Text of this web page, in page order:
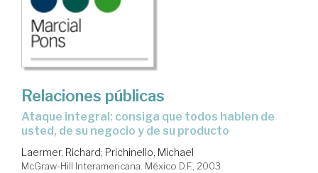
Relaciones públicas
ataque integral: consiga que todos hablen de
usted, de su negocio y de su producto
Laermer, Richard; Prichinello, Michael
McGraw-Hill Interamericana. México D.F., 2003